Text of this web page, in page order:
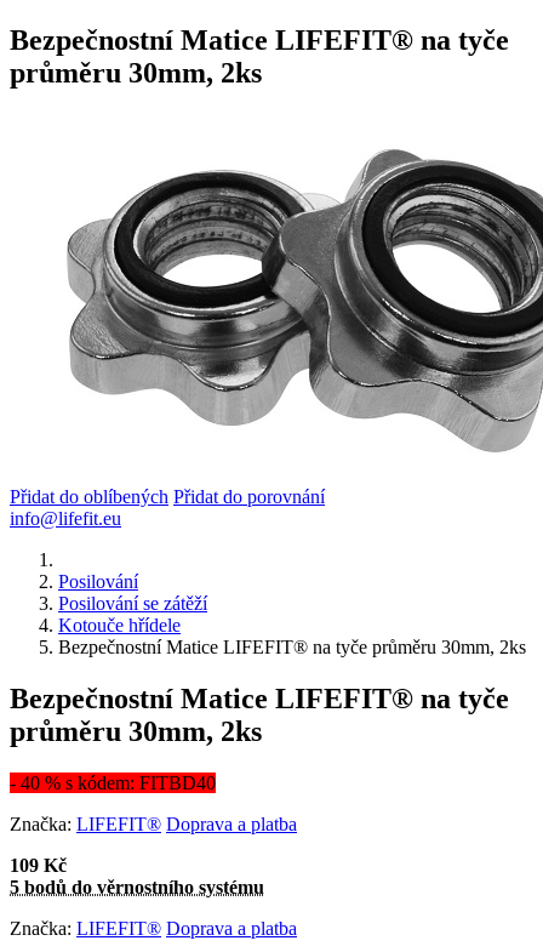
Bezpečnostní Matice LIFEFIT® na tyče
průměru 30mm, 2ks
Přidat do oblíbených Přidat do porovnání
info@lifefit.eu
Posilování
Posilování se zátěží
Kotouče hřídele
Bezpečnostní Matice LIFEFIT® na tyče průměru 30mm, 2ks
Bezpečnostní Matice LIFEFIT® na tyče
průměru 30mm, 2ks
- 40 % s kódem: FITBD40
Značka: LIFEFIT® Doprava a platba
109 Kč
5 bodů do věrnostního systému
Značka: LIFEFIT® Doprava a platba